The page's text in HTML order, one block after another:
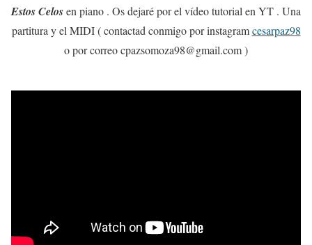
Estos Celosen piano . Os dejaré por el vídeo tutorial en YT . Una
partitura y el MIDI ( contactad conmigo por instagramcesarpaz98
o por correo cpazsomoza98@gmail.com )